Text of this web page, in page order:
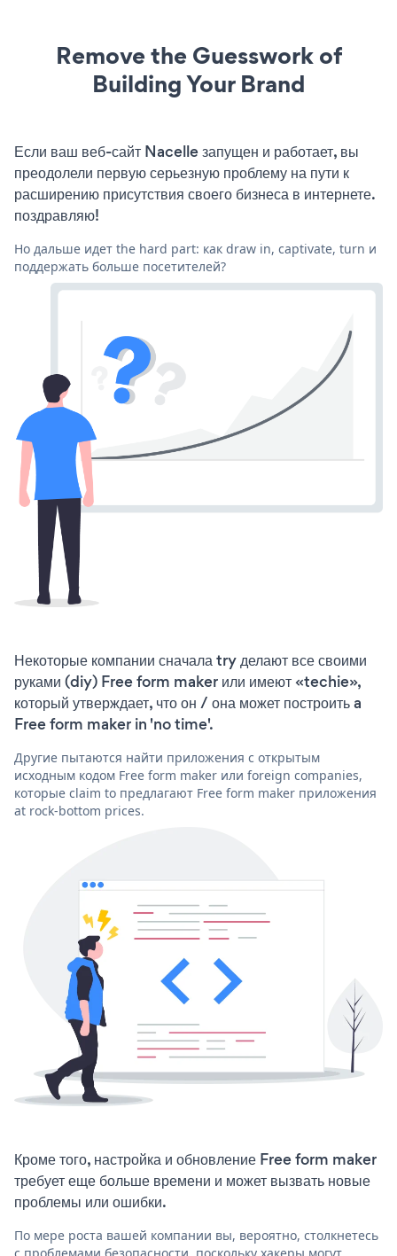
Remove the Guesswork of
Building Your Brand
Если ваш веб-сайт Nacelle запущен и работает, вы
преодолели первую серьезную проблему на пути к
расширению присутствия своего бизнеса в интернете.
поздравляю!
Но дальше идет the hard part: как draw in, captivate, turn и
поддержать больше посетителей?
Некоторые компании сначала try делают все своими
руками (diy) Free form maker или имеют «techie»,
который утверждает, что он / она может построить a
Free form maker in 'no time'.
Другие пытаются найти приложения с открытым
исходным кодом Free form maker или foreign companies,
которые claim to предлагают Free form maker приложения
at rock-bottom prices.
Кроме того, настройка и обновление Free form maker
требует еще больше времени и может вызвать новые
проблемы или ошибки.
По мере роста вашей компании вы, вероятно, столкнетесь